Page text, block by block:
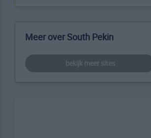
Meer over South Pekin
bekijk meer sites